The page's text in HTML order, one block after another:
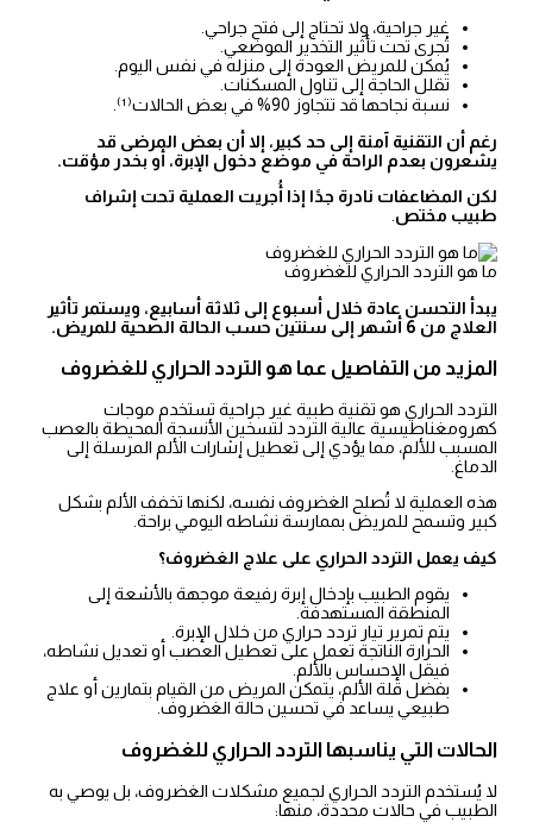
غير جراحية، ولا تحتاج إلى فتح جراحي.
تُجرى تحت تأثير التخدير الموضعي.
يُمكن للمريض العودة إلى منزله في نفس اليوم.
تقلل الحاجة إلى تناول المسكنات.
نسبة نجاحها قد تتجاوز 90% في بعض الحالات⁽¹⁾.
رغم أن التقنية آمنة إلى حد كبير، إلا أن بعض المرضى قد
يشعرون بعدم الراحة في موضع دخول الإبرة، أو بخدر مؤقت.
لكن المضاعفات نادرة جدًا إذا أُجريت العملية تحت إشراف
طبيب مختص.
ما هو التردد الحراري للغضروف
يبدأ التحسن عادة خلال أسبوع إلى ثلاثة أسابيع، ويستمر تأثير
العلاج من 6 أشهر إلى سنتين حسب الحالة الصحية للمريض.
المزيد من التفاصيل عما هو التردد الحراري للغضروف
التردد الحراري هو تقنية طبية غير جراحية تستخدم موجات
كهرومغناطيسية عالية التردد لتسخين الأنسجة المحيطة بالعصب
المسبب للألم، مما يؤدي إلى تعطيل إشارات الألم المرسلة إلى
الدماغ.
هذه العملية لا تُصلح الغضروف نفسه، لكنها تخفف الألم بشكل
كبير وتسمح للمريض بممارسة نشاطه اليومي براحة.
كيف يعمل التردد الحراري على علاج الغضروف؟
يقوم الطبيب بإدخال إبرة رفيعة موجهة بالأشعة إلى
المنطقة المستهدفة.
يتم تمرير تيار تردد حراري من خلال الإبرة.
الحرارة الناتجة تعمل على تعطيل العصب أو تعديل نشاطه،
فيقل الإحساس بالألم.
بفضل قلة الألم، يتمكن المريض من القيام بتمارين أو علاج
طبيعي يساعد في تحسين حالة الغضروف.
الحالات التي يناسبها التردد الحراري للغضروف
لا يُستخدم التردد الحراري لجميع مشكلات الغضروف، بل يوصي به
الطبيب في حالات محددة، منها: